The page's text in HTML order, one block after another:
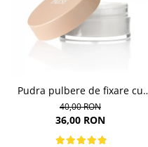
Pudra pulbere de fixare cu
bambus Paese Bamboo
Powder - 5g
40,00 RON
36,00 RON